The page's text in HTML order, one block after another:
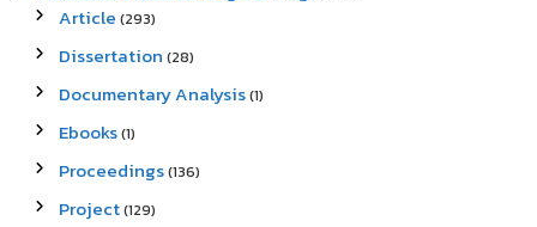
Article (293)
Dissertation (28)
Documentary Analysis(1)
Ebooks(1)
Proceedings(136)
Project(129)